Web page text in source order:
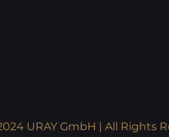
URAY GmbH | All Rights